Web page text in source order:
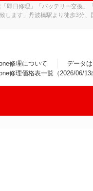
即日修理」「バッテリー交換
します」丹波橋駅より徒歩3分
修理について データ
修理価格表一覧（2026/06/13